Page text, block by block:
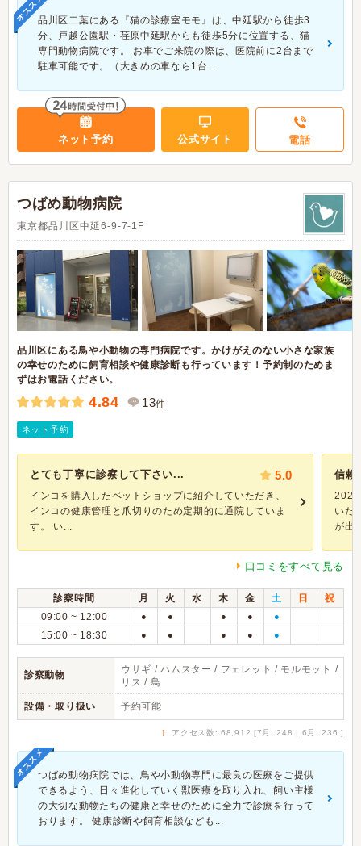
オススメ品川区二葉にある『猫の診療室モモ』は、中延駅から徒歩3
分、戸越公園駅・荏原中延駅からも徒歩5分に位置する、猫
専門動物病院です。 お車でご来院の際は、医院前に2台まで
駐車可能です。（大きめの車なら1台...
ネット予約 公式サイト 電話
つばめ動物病院
東京都品川区中延6-9-7-1F
品川区にある鳥や小動物の専門病院です。かけがえのない小さな家族
の幸せのために飼育相談や健康診断も行っています！予約制のためま
ずはお電話ください。
4.84 13件
ネット予約
とても丁寧に診察して下さい... 5.0
インコを購入したペットショップに紹介していただき、
インコの健康管理と爪切りのため定期的に通院していま
す。 い...
信頼
2022
いた
が出
口コミをすべて見る
診察時間 月 火 水 木 金 土 日
祝
09:00 ~ 12:00
● ● ● ● ●
15:00 ~ 18:30 ● ● ● ● ●
診察動物
ウサギ / ハムスター / フェレット / モルモット /
リス / 鳥
設備・取り扱い 予約可能
↑ アクセス数: 68,912 [7月: 248 | 6月: 236 ]
オススメつばめ動物病院では、鳥や小動物専門に最良の医療をご提供
できるよう、日々進化していく獣医療を取り入れ、飼い主様
の大切な動物たちの健康と幸せのために全力で診療を行って
おります。 健康診断や飼育相談なども...